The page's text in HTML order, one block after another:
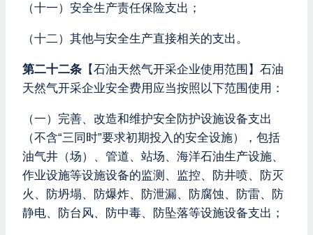
（十一）安全生产责任保险支出；
（十二）其他与安全生产直接相关的支出。
第二十二条 【石油天然气开采企业使用范围】石油
天然气开采企业安全费用应当按照以下范围使用：
（一）完善、改造和维护安全防护设施设备支出
（不含“三同时”要求初期投入的安全设施），包括
油气井（场）、管道、站场、海洋石油生产设施、
作业设施等设施设备的监测、监控、防井喷、防灭
火、防坍塌、防爆炸、防泄漏、防腐蚀、防雷、防
静电、防台风、防中毒、防坠落等设施设备支出；